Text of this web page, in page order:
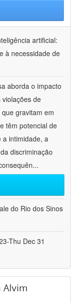
artificial:
à necessidade de
aborda o impacto
de
gravitam em
têm potencial de
a intimidade, a
discriminação
...
do Rio dos Sinos
Thu Dec 31
Alvim